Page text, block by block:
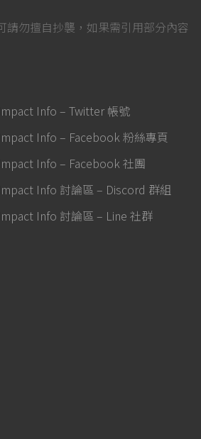
請勿擅自抄襲，如果需引用部分內容
Info – Twitter 帳號
Info – Facebook 粉絲專頁
Info – Facebook 社團
Info 討論區 – Discord 群組
Info 討論區 – Line 社群